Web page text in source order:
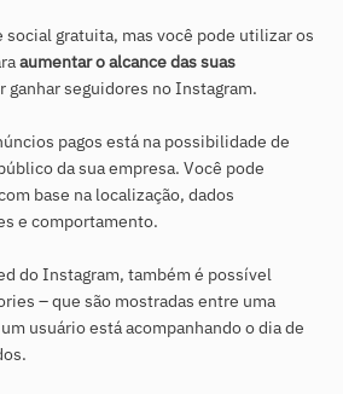
social gratuita, mas você pode utilizar os
aumentar o alcance das suas
ganhar seguidores no Instagram.
pagos está na possibilidade de
da sua empresa. Você pode
base na localização, dados
e comportamento.
do Instagram, também é possível
– que são mostradas entre uma
usuário está acompanhando o dia de